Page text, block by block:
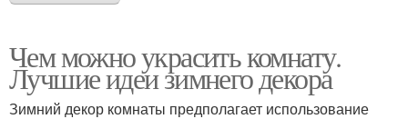
Чем можно украсить комнату.
Лучшие идеи зимнего декора
Зимний декор комнаты предполагает использование